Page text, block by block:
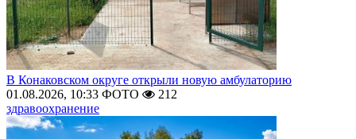
В Конаковском округе открыли новую амбулаторию
01.08.2026, 10:33 ФОТО
212
здравоохранение